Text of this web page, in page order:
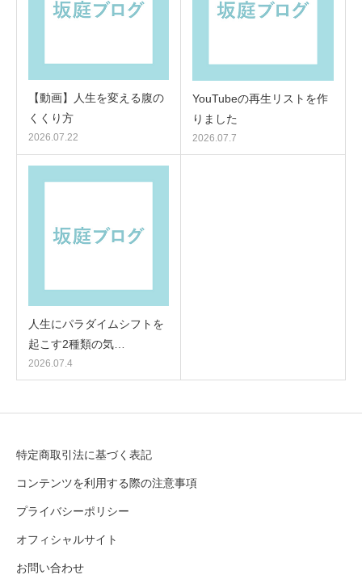
【動画】人生を変える腹の
くくり方
2026.07.22
YouTubeの再生リストを作
りました
2026.07.7
人生にパラダイムシフトを
起こす2種類の気…
2026.07.4
特定商取引法に基づく表記
コンテンツを利用する際の注意事項
プライバシーポリシー
オフィシャルサイト
お問い合わせ